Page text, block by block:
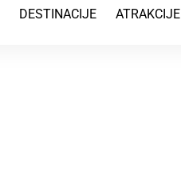
DESTINACIJE ATRAKCIJE